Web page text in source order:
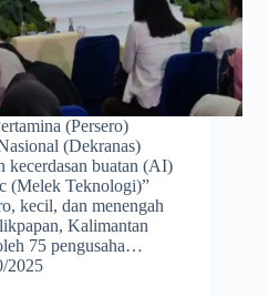
(Persero)
(Dekranas)
kecerdasan buatan (AI)
(Melek Teknologi)”
kecil, dan menengah
Kalimantan
75 pengusaha…
2025